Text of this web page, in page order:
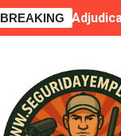
BREAKING
🛡️